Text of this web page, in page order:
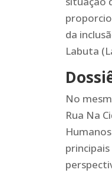
da
Labuta
No
Rua Na